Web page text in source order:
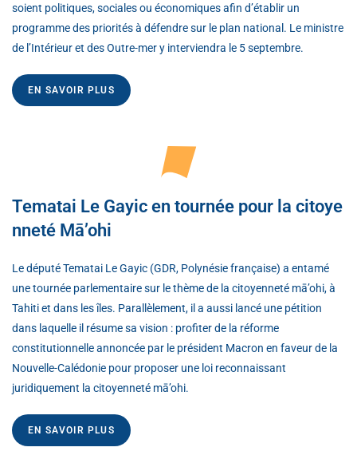
soient politiques, sociales ou économiques afin d’établir un
programme des priorités à défendre sur le plan national. Le ministre
de l’Intérieur et des Outre-mer y interviendra le 5 septembre.
EN SAVOIR PLUS
Tematai Le Gayic en tournée pour la citoye
nneté Mā’ohi
Le député Tematai Le Gayic (GDR, Polynésie française) a entamé
une tournée parlementaire sur le thème de la citoyenneté mā’ohi, à
Tahiti et dans les îles. Parallèlement, il a aussi lancé une pétition
dans laquelle il résume sa vision : profiter de la réforme
constitutionnelle annoncée par le président Macron en faveur de la
Nouvelle-Calédonie pour proposer une loi reconnaissant
juridiquement la citoyenneté mā’ohi.
EN SAVOIR PLUS